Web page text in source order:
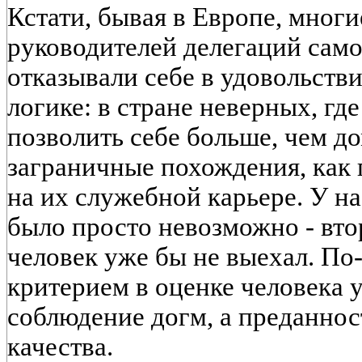
Кстати, бывая в Европе,
руководителей делегаций
отказывали себе в
логике: в стране неверных,
позволить себе больше, чем
заграничные похождения, как
на их служебной карьере. У
было просто невозможно -
человек уже бы не выехал.
критерием в оценке человека
соблюдение догм, а
качества.